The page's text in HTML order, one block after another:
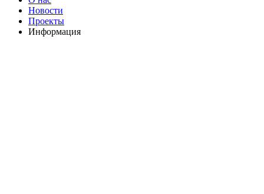
Новости
Проекты
Информация